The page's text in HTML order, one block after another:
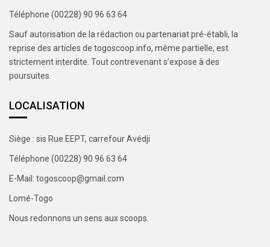
Téléphone (00228) 90 96 63 64
Sauf autorisation de la rédaction ou partenariat pré-établi, la
reprise des articles de togoscoop.info, même partielle, est
strictement interdite. Tout contrevenant s’expose à des
poursuites.
LOCALISATION
Siège : sis Rue EEPT, carrefour Avédji
Téléphone (00228) 90 96 63 64
E-Mail: togoscoop@gmail.com
Lomé-Togo
Nous redonnons un sens aux scoops.